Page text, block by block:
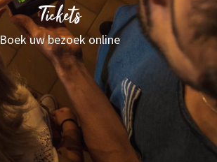
Tickets
Boek uw bezoek online